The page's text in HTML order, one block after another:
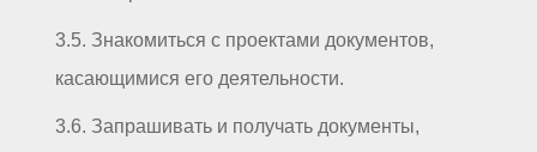
3.5. Знакомиться с проектами документов,
касающимися его деятельности.
3.6. Запрашивать и получать документы,